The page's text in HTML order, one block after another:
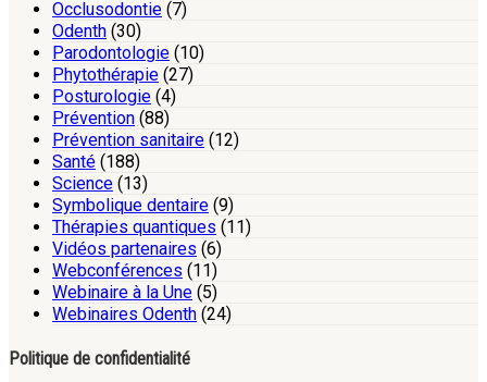
Occlusodontie (7)
Odenth (30)
Parodontologie (10)
Phytothérapie (27)
Posturologie (4)
Prévention (88)
Prévention sanitaire (12)
Santé (188)
Science (13)
Symbolique dentaire (9)
Thérapies quantiques (11)
Vidéos partenaires (6)
Webconférences (11)
Webinaire à la Une (5)
Webinaires Odenth (24)
Politique de confidentialité